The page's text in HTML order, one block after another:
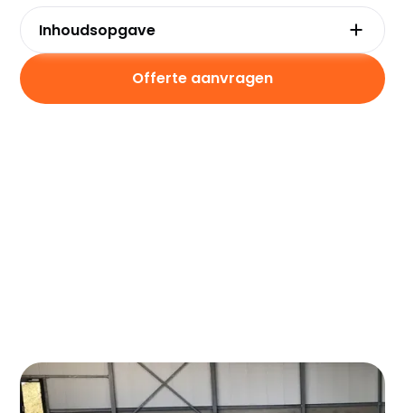
Inhoudsopgave
Vloerisolatie
Opvullen van de kruipruimte
‍Vloerrenovatie
Offerte aanvragen